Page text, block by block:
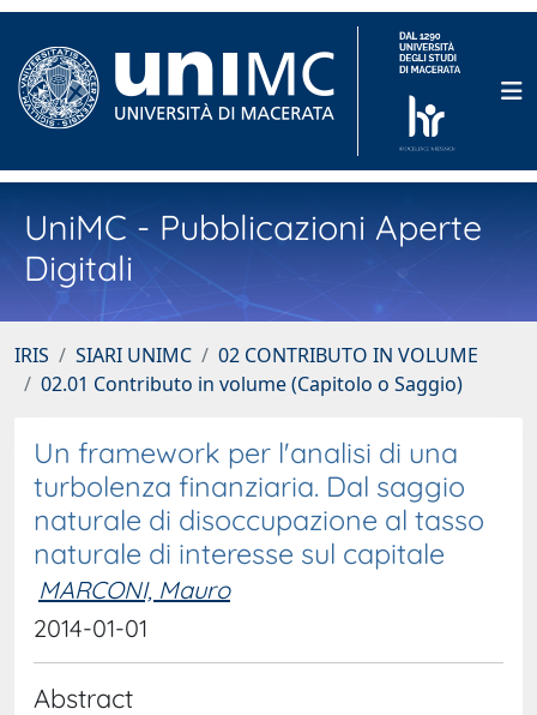
UniMC - Pubblicazioni Aperte
Digitali
IRIS SIARI UNIMC
02 CONTRIBUTO IN VOLUME
02.01 Contributo in volume (Capitolo o Saggio)
Un framework per l'analisi di una
turbolenza finanziaria. Dal saggio
naturale di disoccupazione al tasso
naturale di interesse sul capitale
MARCONI, Mauro
2014-01-01
Abstract